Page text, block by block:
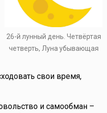
26-й лунный день. Четвёртая
четверть, Луна убывающая
свои время,
и самообман –